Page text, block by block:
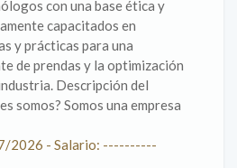
con una base ética y
capacitados en
y prácticas para una
de prendas y la optimización
Descripción del
somos? Somos una empresa
2026 - Salario: ----------